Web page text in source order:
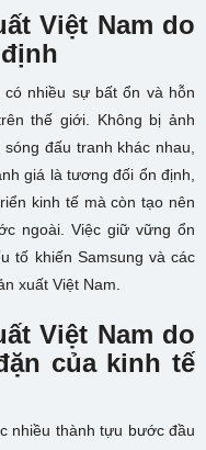
Việt Nam do
nhiều sự bất ổn và hỗn
thế giới. Không bị ảnh
đấu tranh khác nhau,
giá là tương đối ổn định,
kinh tế mà còn tạo nên
ngoài. Việc giữ vững ổn
tố khiến Samsung và các
xuất Việt Nam.
Việt Nam do
của kinh tế
nhiều thành tựu bước đầu